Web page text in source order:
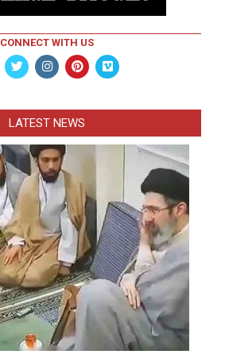
CONNECT WITH US
LATEST NEWS